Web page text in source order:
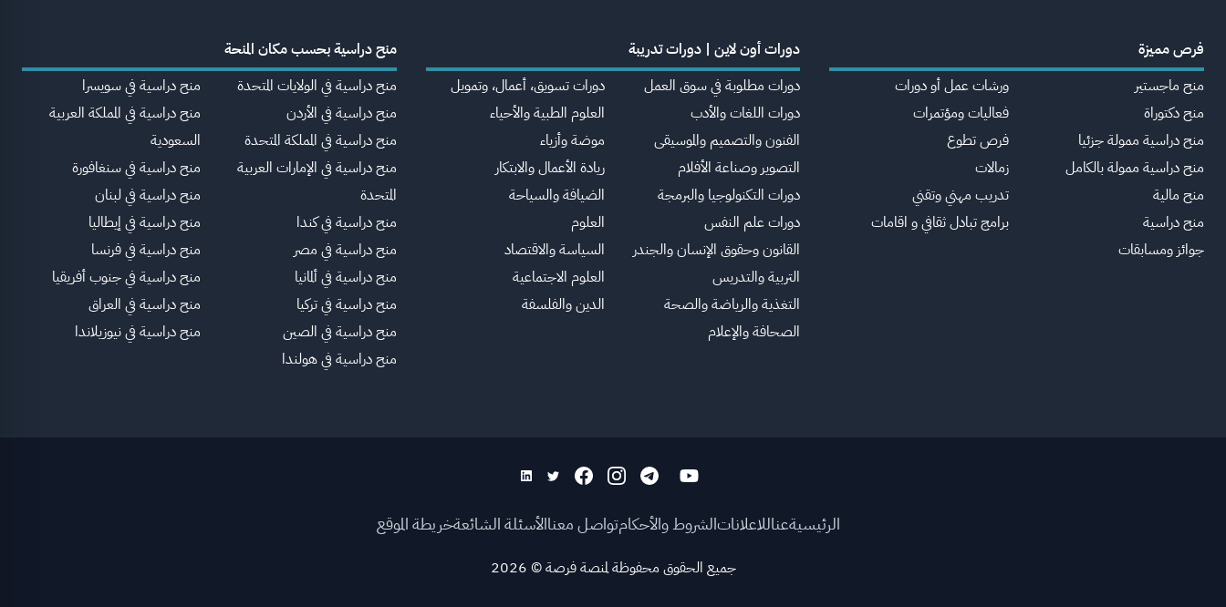
فرص مميزة
منح ماجستير
منح دكتوراة
منح دراسية ممولة جزئيا
منح دراسية ممولة بالكامل
منح مالية
منح دراسية
جوائز ومسابقات
ورشات عمل أو دورات
فعاليات ومؤتمرات
فرص تطوع
زمالات
تدريب مهني وتقني
برامج تبادل ثقافي و اقامات
دورات أون لاين | دورات تدريبة
دورات مطلوبة في سوق العمل
دورات اللغات والأدب
الفنون والتصميم والموسيقى
التصوير وصناعة الأفلام
دورات التكنولوجيا والبرمجة
دورات علم النفس
القانون وحقوق الإنسان والجندر
التربية والتدريس
التغذية والرياضة والصحة
الصحافة والإعلام
دورات تسويق، أعمال، وتمويل
العلوم الطبية والأحياء
موضة وأزياء
ريادة الأعمال والابتكار
الضيافة والسياحة
العلوم
السياسة والاقتصاد
العلوم الاجتماعية
الدين والفلسفة
منح دراسية بحسب مكان المنحة
منح دراسية في الولايات المتحدة
منح دراسية في الأردن
منح دراسية في المملكة المتحدة
منح دراسية في الإمارات العربية
المتحدة
منح دراسية في كندا
منح دراسية في مصر
منح دراسية في ألمانيا
منح دراسية في تركيا
منح دراسية في الصين
منح دراسية في هولندا
منح دراسية في سويسرا
منح دراسية في المملكة العربية
السعودية
منح دراسية في سنغافورة
منح دراسية في لبنان
منح دراسية في إيطاليا
منح دراسية في فرنسا
منح دراسية في جنوب أفريقيا
منح دراسية في العراق
منح دراسية في نيوزيلاندا
الرئيسيةعناللاعلاناتالشروط والأحكامتواصل معناالأسئلة الشائعةخريطة الموقع
جميع الحقوق محفوظة لمنصة فرصة©
2026